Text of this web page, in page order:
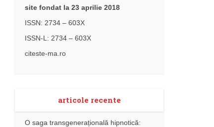
site fondat la 23 aprilie 2018
ISSN: 2734 – 603X
ISSN-L: 2734 – 603X
citeste-ma.ro
articole recente
O saga transgenerațională hipnotică: